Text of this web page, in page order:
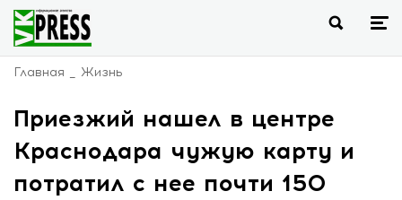
Главная Жизнь
Приезжий нашел в центре
Краснодара чужую карту и
потратил с нее почти 150